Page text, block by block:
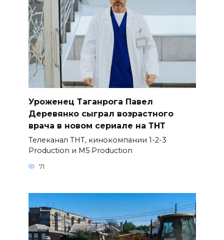
Уроженец Таганрога Павел
Деревянко сыграл возрастного
врача в новом сериале на ТНТ
Телеканал ТНТ, кинокомпании 1-2-3
Production и M5 Production
71